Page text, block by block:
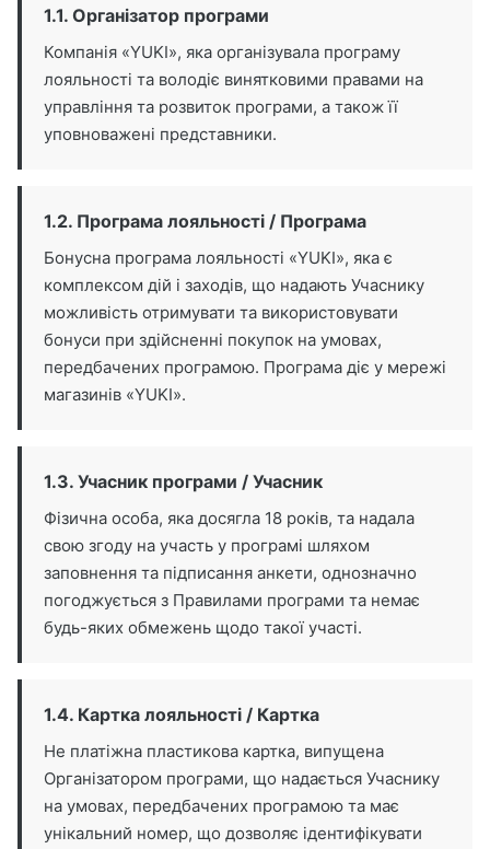
1.1. Організатор програми
Компанія «YUKI», яка організувала програму
лояльності та володіє винятковими правами на
управління та розвиток програми, а також її
уповноважені представники.
1.2. Програма лояльності / Програма
Бонусна програма лояльності «YUKI», яка є
комплексом дій і заходів, що надають Учаснику
можливість отримувати та використовувати
бонуси при здійсненні покупок на умовах,
передбачених програмою. Програма діє у мережі
магазинів «YUKI».
1.3. Учасник програми / Учасник
Фізична особа, яка досягла 18 років, та надала
свою згоду на участь у програмі шляхом
заповнення та підписання анкети, однозначно
погоджується з Правилами програми та немає
будь-яких обмежень щодо такої участі.
1.4. Картка лояльності / Картка
Не платіжна пластикова картка, випущена
Організатором програми, що надається Учаснику
на умовах, передбачених програмою та має
унікальний номер, що дозволяє ідентифікувати